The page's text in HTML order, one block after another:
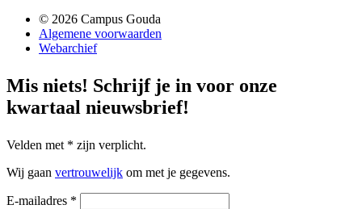
© 2026 Campus Gouda
Algemene voorwaarden
Webarchief
Mis niets! Schrijf je in voor onze
kwartaal nieuwsbrief!
Velden met * zijn verplicht.
Wij gaan vertrouwelijk om met je gegevens.
E-mailadres *